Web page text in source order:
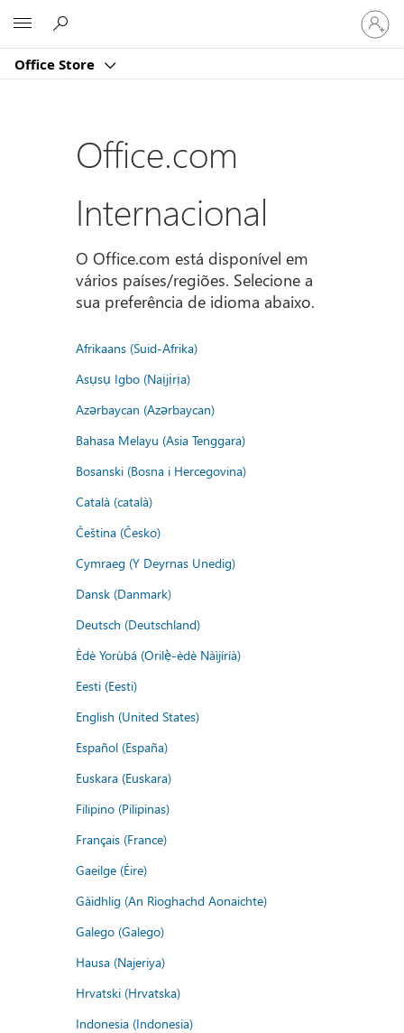
Office Store
Iniciar
sessão
na
Office.com
Internacional
O Office.com está disponível em
vários países/regiões. Selecione a
sua preferência de idioma abaixo.
Afrikaans (Suid-Afrika)
Asụsụ Igbo (Naịjịrịa)
Azərbaycan (Azərbaycan)
Bahasa Melayu (Asia Tenggara)
Bosanski (Bosna i Hercegovina)
Català (català)
Čeština (Česko)
Cymraeg (Y Deyrnas Unedig)
Dansk (Danmark)
Deutsch (Deutschland)
Èdè Yorùbá (Orilẹ̀-èdè Nàìjíríà)
Eesti (Eesti)
English (United States)
Español (España)
Euskara (Euskara)
Filipino (Pilipinas)
Français (France)
Gaeilge (Éire)
Gàidhlig (An Rìoghachd Aonaichte)
Galego (Galego)
Hausa (Najeriya)
Hrvatski (Hrvatska)
Indonesia (Indonesia)